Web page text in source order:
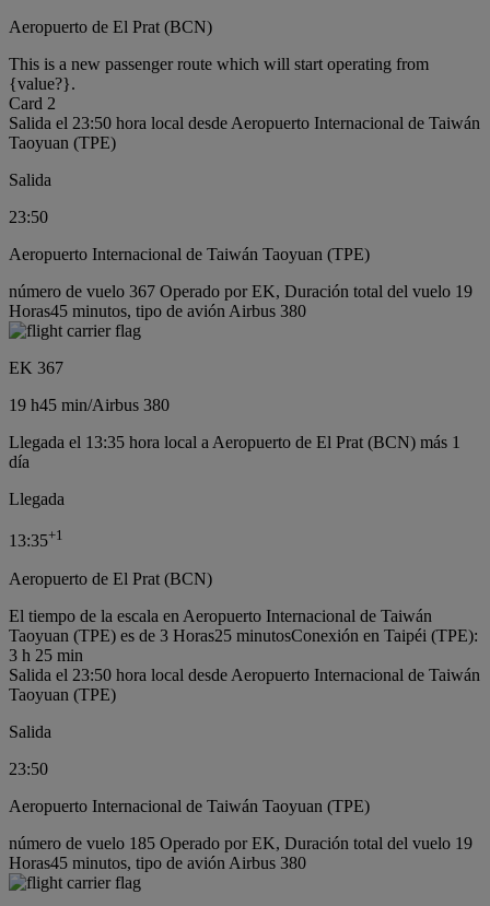
Aeropuerto de El Prat (BCN)
This is a new passenger route which will start operating from
{value?}.
Card 2
Salida el 23:50 hora local desde Aeropuerto Internacional de Taiwán
Taoyuan (TPE)
Salida
23:50
Aeropuerto Internacional de Taiwán Taoyuan (TPE)
número de vuelo 367 Operado por EK, Duración total del vuelo 19
Horas45 minutos, tipo de avión Airbus 380
EK 367
19 h45 min/Airbus 380
Llegada el 13:35 hora local a Aeropuerto de El Prat (BCN) más 1
día
Llegada
13:35+1
Aeropuerto de El Prat (BCN)
El tiempo de la escala en Aeropuerto Internacional de Taiwán
Taoyuan (TPE) es de 3 Horas25 minutosConexión en Taipéi (TPE):
3 h 25 min
Salida el 23:50 hora local desde Aeropuerto Internacional de Taiwán
Taoyuan (TPE)
Salida
23:50
Aeropuerto Internacional de Taiwán Taoyuan (TPE)
número de vuelo 185 Operado por EK, Duración total del vuelo 19
Horas45 minutos, tipo de avión Airbus 380